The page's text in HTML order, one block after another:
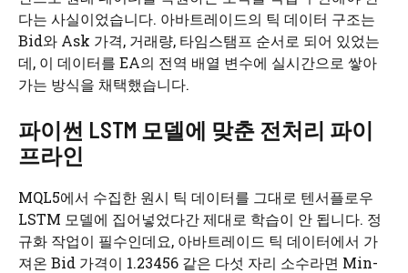
다는 사실이었습니다. 아바트레이드의 틱 데이터 구조는
Bid와 Ask 가격, 거래량, 타임스탬프 순서로 되어 있었는
데, 이 데이터를 EA의 전역 배열 변수에 실시간으로 쌓아
가는 방식을 채택했습니다.
파이썬 LSTM 모델에 맞춘 전처리 파이
프라인
MQL5에서 수집한 원시 틱 데이터를 그대로 텐서플로우
LSTM 모델에 집어넣었다간 제대로 학습이 안 됩니다. 정
규화 작업이 필수인데요, 아바트레이드 틱 데이터에서 가
져온 Bid 가격이 1.23456 같은 다섯 자리 소수라면 Min-